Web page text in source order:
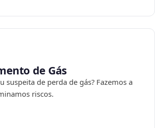
de Gás
suspeita de perda de gás? Fazemos a
riscos.